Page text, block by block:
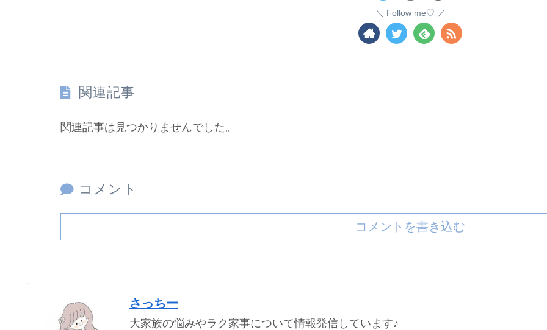
Follow me♡
関連記事
関連記事は見つかりませんでした。
コメント
コメントを書き込む
さっちー
大家族の悩みやラク家事について情報発信しています♪